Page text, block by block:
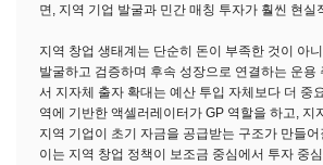
면, 지역 기업 발굴과 민간 매칭 투자가 훨씬 현실
지역 창업 생태계는 단순히 돈이 부족한 것이 아
발굴하고 검증하며 후속 성장으로 연결하는 운용
서 지자체 출자 확대는 예산 투입 자체보다 더 중
역에 기반한 액셀러레이터가 GP 역할을 하고, 지
지역 기업이 초기 자금을 공급받는 구조가 만들
이는 지역 창업 정책이 보조금 중심에서 투자 중